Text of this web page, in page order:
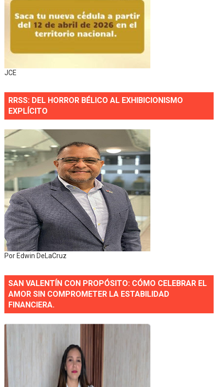
JCE
RRSS: DEL HORROR BÉLICO AL EXHIBICIONISMO
EXPLÍCITO
Por Edwin DeLaCruz
SAN VALENTÍN CON PROPÓSITO: CÓMO CELEBRAR EL
AMOR SIN COMPROMETER LA ESTABILIDAD
FINANCIERA.